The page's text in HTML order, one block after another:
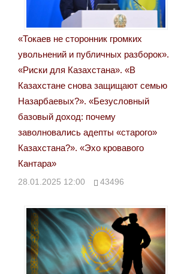
«Токаев не сторонник громких
увольнений и публичных разборок».
«Риски для Казахстана». «В
Казахстане снова защищают семью
Назарбаевых?». «Безусловный
базовый доход: почему
заволновались адепты «старого»
Казахстана?». «Эхо кровавого
Кантара»
28.01.2025 12:00 43496